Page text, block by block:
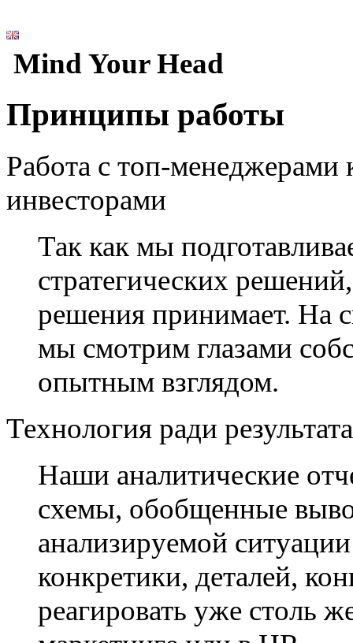
Mind Your Head
Принципы работы
Работа с топ-менеджерами
инвесторами
Так как мы
стратегических
решения принимает. На
мы смотрим глазами
опытным взглядом.
Технология ради результата
Наши аналитические
схемы, обобщенные
анализируемой
конкретики, деталей,
реагировать уже столь